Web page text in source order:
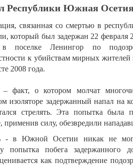
Республики Южная
связанная со смертью в
который был задержан 22 февраля
в поселке Ленингор по
к убийствам мирных
2008 года.
факт, о котором молчат
изоляторе задержанный напал на
стрелять. Эта попытка была
применив силу, обезвредили
- в Южной Осетии никак не
попытка побега задержанного
как подтверждение